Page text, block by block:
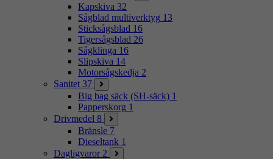
Kapskiva 32
Sågblad multiverktyg 13
Sticksågsblad 16
Tigersågsblad 26
Sågklinga 16
Slipskiva 14
Motorsågskedja 2
Sanitet 37
Big bag säck (SH-säck) 1
Papperskorg 1
Drivmedel 8
Bränsle 7
Dieseltank 1
Dagligvaror 2